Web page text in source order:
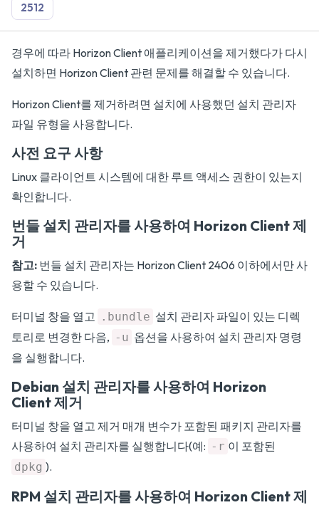
2512
경우에 따라 Horizon Client 애플리케이션을 제거했다가 다시
설치하면 Horizon Client 관련 문제를 해결할 수 있습니다.
Horizon Client를 제거하려면 설치에 사용했던 설치 관리자
파일 유형을 사용합니다.
사전 요구 사항
Linux 클라이언트 시스템에 대한 루트 액세스 권한이 있는지
확인합니다.
번들 설치 관리자를 사용하여 Horizon Client 제
거
참고: 번들 설치 관리자는 Horizon Client 2406 이하에서만 사
용할 수 있습니다.
터미널 창을 열고 .bundle 설치 관리자 파일이 있는 디렉
토리로 변경한 다음, -u 옵션을 사용하여 설치 관리자 명령
을 실행합니다.
Debian 설치 관리자를 사용하여 Horizon
Client 제거
터미널 창을 열고 제거 매개 변수가 포함된 패키지 관리자를
사용하여 설치 관리자를 실행합니다(예: -r 이 포함된
dpkg ).
RPM 설치 관리자를 사용하여 Horizon Client 제